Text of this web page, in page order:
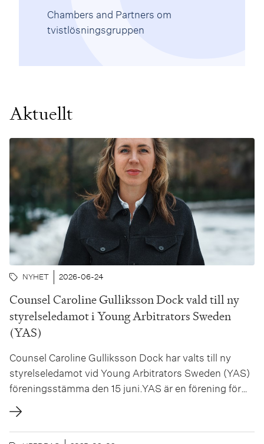
Chambers and Partners om
tvistlösningsgruppen
Aktuellt
NYHET 2026-06-24
Counsel Caroline Gulliksson Dock vald till ny
styrelseledamot i Young Arbitrators Sweden
(YAS)
Counsel Caroline Gulliksson Dock har valts till ny
styrelseledamot vid Young Arbitrators Sweden (YAS)
föreningsstämma den 15 juni.YAS är en förening för
jurister upp till 45 år med cirka 400 medlemmar i
Sverige och internationellt. Föreningen erbjuder en
plattform för nätverkande och kunskapsutbyte inom